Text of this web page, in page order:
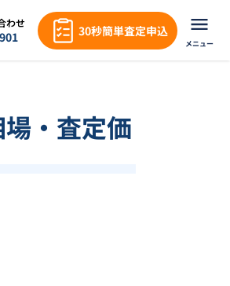
わせ
30秒簡単査定申込
メニュー
・査定価